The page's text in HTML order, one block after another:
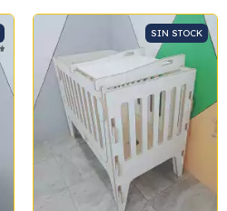
SIN STOCK